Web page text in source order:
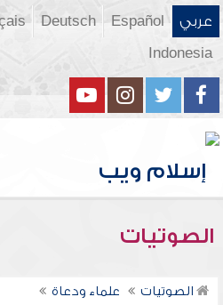
عربي Español
Deutsch
Indonesia
الصوتيات
الصوتيات
علماء ودعاة